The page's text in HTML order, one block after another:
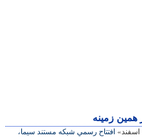
همين زمينه
افتتاح رسمي شبكه مستند سيما،